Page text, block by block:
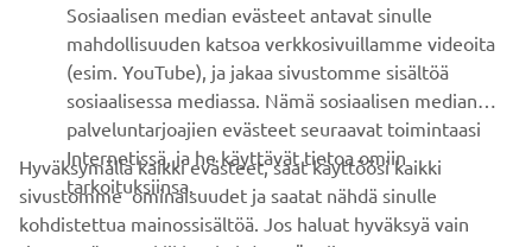
UUTISKIRJE
Ole ensimmäinen, joka kuulee uusimmista tarjouksista,
erikoistapahtumista, uusista julkaisuista ja paljon muuta...
TILAA
Sosiaalisen median evästeet antavat sinulle
mahdollisuuden katsoa verkkosivuillamme videoita
(esim. YouTube), ja jakaa sivustomme sisältöä
sosiaalisessa mediassa. Nämä sosiaalisen median
palveluntarjoajien evästeet seuraavat toimintaasi
Internetissä, ja he käyttävät tietoa omiin
tarkoituksiinsa.
Hyväksymällä kaikki evästeet, saat käyttöösi kaikki
sivustomme ominaisuudet ja saatat nähdä sinulle
kohdistettua mainossisältöä. Jos haluat hyväksyä vain